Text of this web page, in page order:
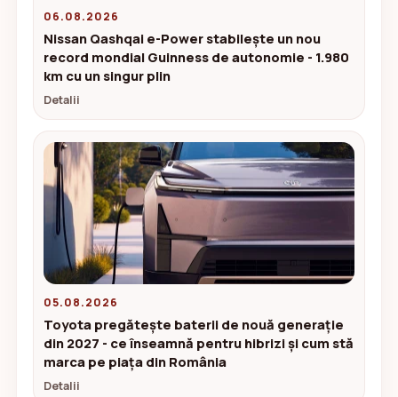
06.08.2026
Nissan Qashqai e-Power stabilește un nou
record mondial Guinness de autonomie - 1.980
km cu un singur plin
Detalii
05.08.2026
Toyota pregătește baterii de nouă generație
din 2027 - ce înseamnă pentru hibrizi și cum stă
marca pe piața din România
Detalii